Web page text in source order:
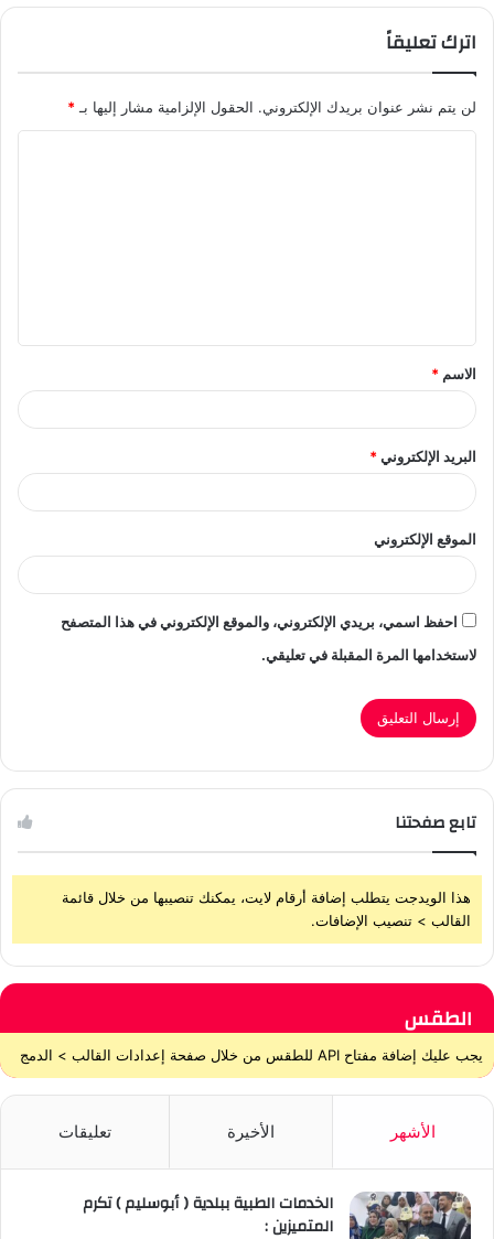
اترك تعليقاً
لن يتم نشر عنوان بريدك الإلكتروني. الحقول الإلزامية مشار إليها بـ *
ق
*
الاسم *
البريد الإلكتروني*
الموقع الإلكتروني
احفظ اسمي، بريدي الإلكتروني، والموقع الإلكتروني في هذا المتصفح
لاستخدامها المرة المقبلة في تعليقي.
تابع صفحتنا
هذا الويدجت يتطلب إضافة أرقام لايت، يمكنك تنصيبها من خلال قائمة
القالب > تنصيب الإضافات.
الطقس
يجب عليك إضافة مفتاح API للطقس من خلال صفحة إعدادات القالب > الدمج
الأشهر الأخيرة تعليقات
الخدمات الطبية ببلدية ( أبوسليم ) تكرم
المتميزين :